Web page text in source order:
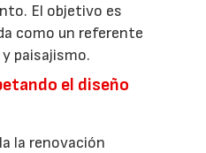
El objetivo es
como un referente
paisajismo.
el diseño
la renovación